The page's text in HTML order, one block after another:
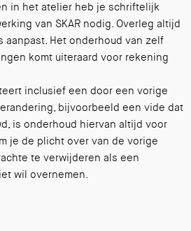
in het atelier heb je schriftelijk
van SKAR nodig. Overleg altijd
aanpast. Het onderhoud van zelf
komt uiteraard voor rekening
inclusief een door een vorige
bijvoorbeeld een vide dat
is onderhoud hiervan altijd voor
je de plicht over van de vorige
te verwijderen als een
wil overnemen.